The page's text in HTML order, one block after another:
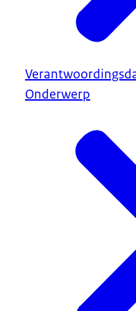
Onderwerp